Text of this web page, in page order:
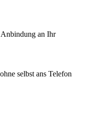
an Ihr
selbst ans Telefon